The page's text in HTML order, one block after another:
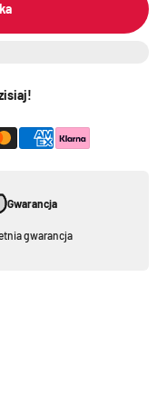
Gwarancja
gwarancja